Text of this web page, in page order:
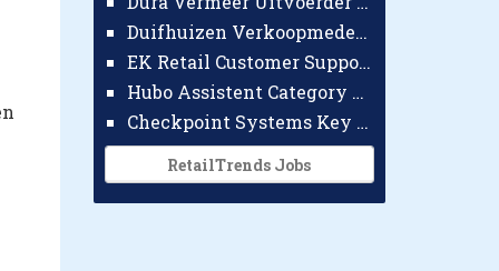
Duifhuizen Verkoopmedewerker Ridderkerk
EK Retail Customer Support Omnichannel
Hubo Assistent Category Manager
Checkpoint Systems Key Accountmanager Benelux
RetailTrends Jobs